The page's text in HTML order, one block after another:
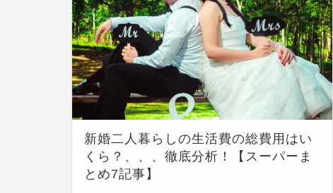
新婚二人暮らしの生活費の総費用はい
くら？、、、徹底分析！【スーパーま
とめ7記事】